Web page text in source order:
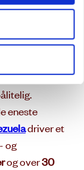
om politisk
eneste
driver et
og
og over30